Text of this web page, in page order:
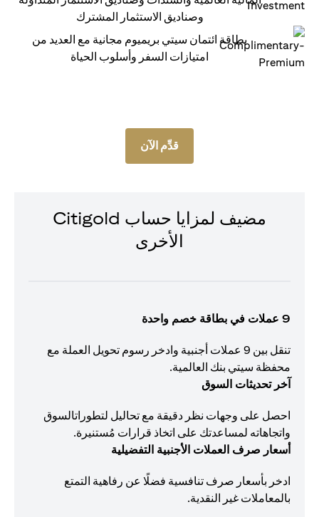
وصناديق الاستثمار المشترك
بطاقة ائتمان سيتي بريميوم مجانية مع العديد من
امتيازات السفر وأسلوب الحياة
قدِّم الآن
مضيف لمزايا حساب Citigold
الأخرى
9 عملات في بطاقة خصم واحدة
تنقل بين 9 عملات أجنبية وادخر رسوم تحويل العملة مع
محفظة سيتي بنك العالمية.
آخر تحديثات السوق
احصل على وجهات نظر دقيقة مع تحاليل لتطوراتالسوق
واتجاهاته لمساعدتك على اتخاذ قرارات مُستنيرة.
أسعار صرف العملات الأجنبية التفضيلية
ادخر بأسعار صرف تنافسية فضلًا عن رفاهية التمتع
بالمعاملات غير النقدية.